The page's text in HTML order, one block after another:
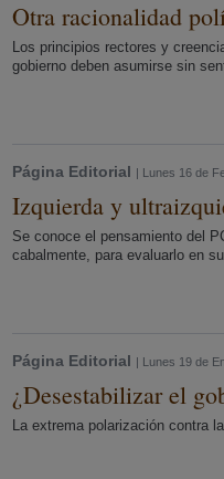
Otra racionalidad
Los principios rectores y
gobierno deben asumirse sin
Página Editorial | Lunes 16 de
Izquierda y
Se conoce el pensamiento del
cabalmente, para evaluarlo en
Página Editorial | Lunes 19 de
¿Desestabilizar el
La extrema polarización contra